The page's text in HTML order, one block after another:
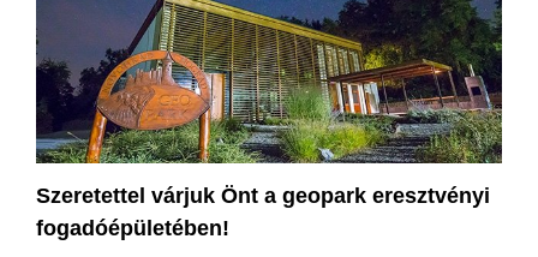
Szeretettel várjuk Önt a geopark eresztvényi
fogadóépületében!